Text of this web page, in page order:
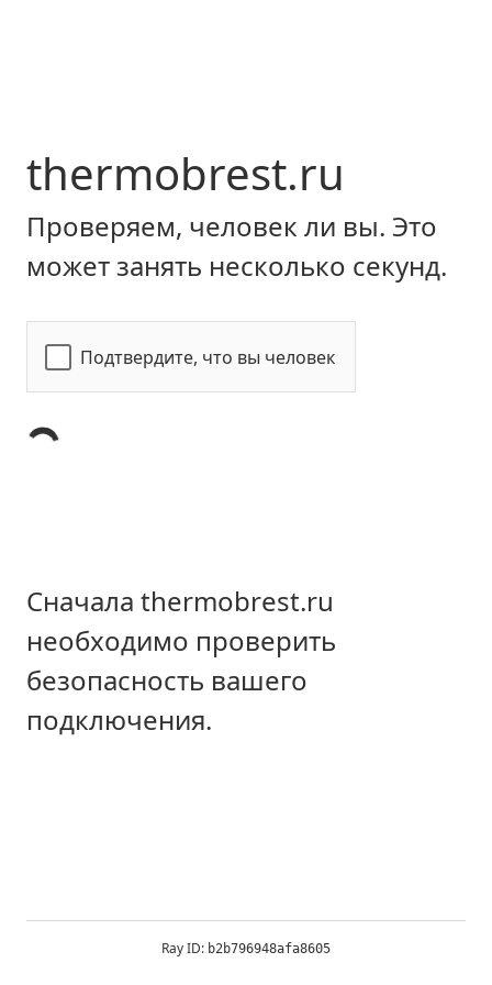
thermobrest.ru
Проверяем, человек ли вы. Это
может занять несколько секунд.
Подтвердите, что вы человек
Сначала thermobrest.ru
необходимо проверить
безопасность вашего
подключения.
Ray ID: b2b796948afa8605